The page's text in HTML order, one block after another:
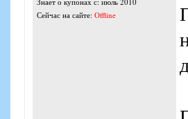
Сейчас на сайте: Offline